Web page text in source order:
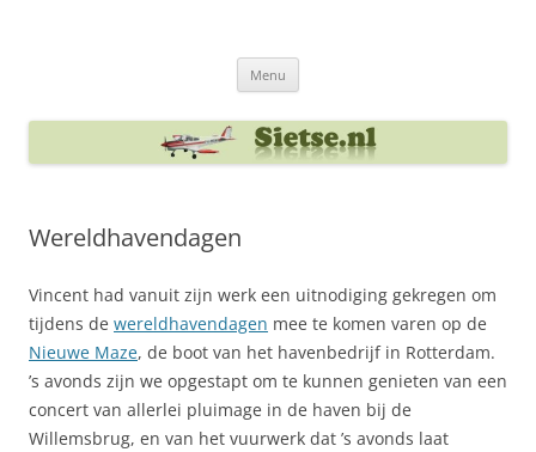
Menu
Wereldhavendagen
Vincent had vanuit zijn werk een uitnodiging gekregen om
tijdens de wereldhavendagen mee te komen varen op de
Nieuwe Maze, de boot van het havenbedrijf in Rotterdam.
’s avonds zijn we opgestapt om te kunnen genieten van een
concert van allerlei pluimage in de haven bij de
Willemsbrug, en van het vuurwerk dat ’s avonds laat